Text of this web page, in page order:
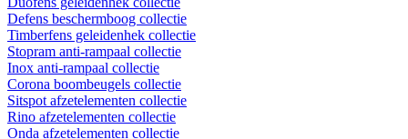
Defens beschermboog collectie
Timberfens geleidenhek collectie
Stopram anti-rampaal collectie
Inox anti-rampaal collectie
Corona boombeugels collectie
Sitspot afzetelementen collectie
Rino afzetelementen collectie
Onda afzetelementen collectie